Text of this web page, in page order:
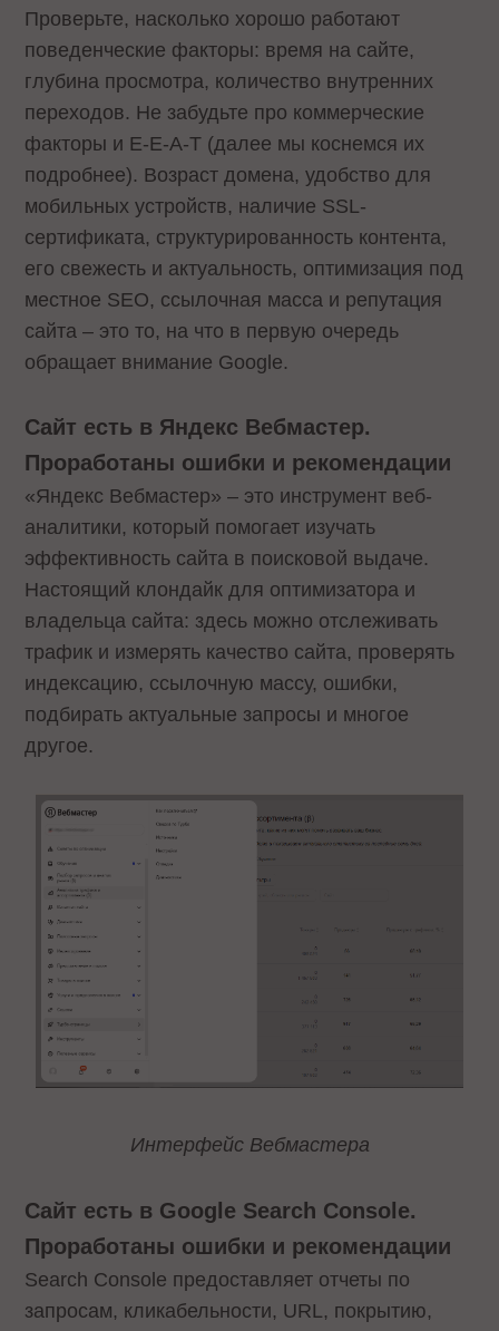
Проверьте, насколько хорошо работают
поведенческие факторы: время на сайте,
глубина просмотра, количество внутренних
переходов. Не забудьте про коммерческие
факторы и E-E-A-T (далее мы коснемся их
подробнее). Возраст домена, удобство для
мобильных устройств, наличие SSL-
сертификата, структурированность контента,
его свежесть и актуальность, оптимизация под
местное SEO, ссылочная масса и репутация
сайта – это то, на что в первую очередь
обращает внимание Google.
Сайт есть в Яндекс Вебмастер.
Проработаны ошибки и рекомендации
«Яндекс Вебмастер» – это инструмент веб-
аналитики, который помогает изучать
эффективность сайта в поисковой выдаче.
Настоящий клондайк для оптимизатора и
владельца сайта: здесь можно отслеживать
трафик и измерять качество сайта, проверять
индексацию, ссылочную массу, ошибки,
подбирать актуальные запросы и многое
другое.
Интерфейс Вебмастера
Сайт есть в Google Search Console.
Проработаны ошибки и рекомендации
Search Console предоставляет отчеты по
запросам, кликабельности, URL, покрытию,